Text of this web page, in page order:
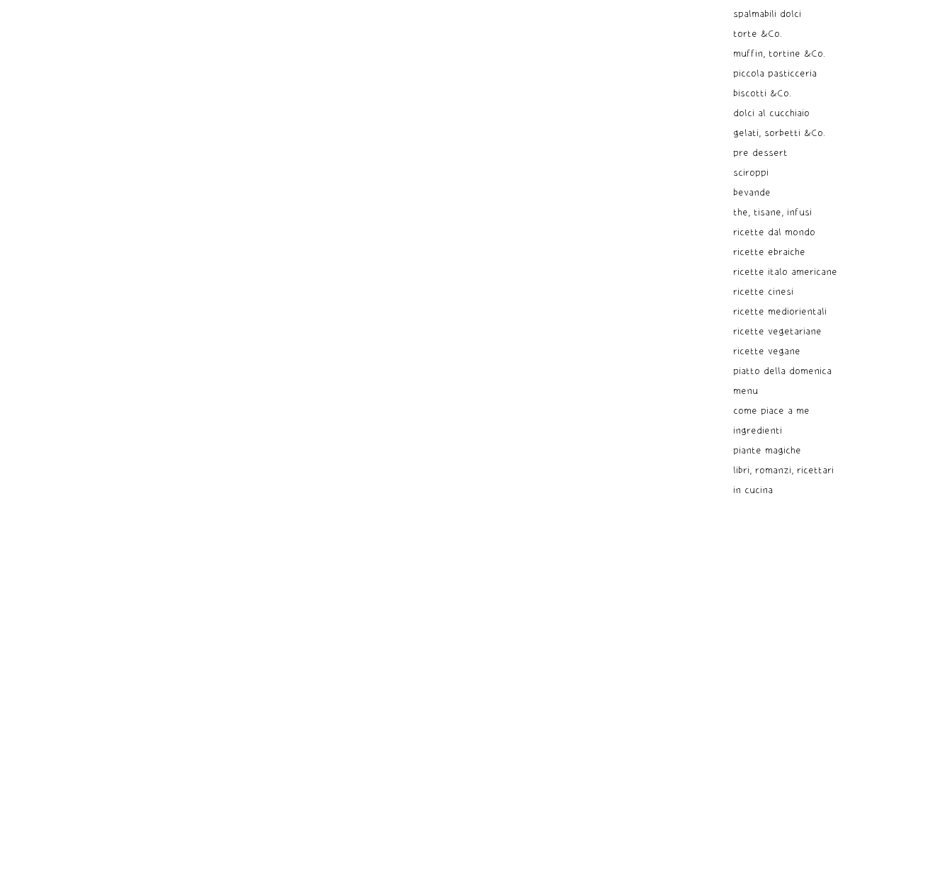
spalmabili dolci
torte &Co.
muffin, tortine &Co.
piccola pasticceria
biscotti &Co.
dolci al cucchiaio
gelati, sorbetti &Co.
pre dessert
sciroppi
bevande
the, tisane, infusi
ricette dal mondo
ricette ebraiche
ricette italo americane
ricette cinesi
ricette mediorientali
ricette vegetariane
ricette vegane
piatto della domenica
menu
come piace a me
ingredienti
piante magiche
libri, romanzi, ricettari
in cucina